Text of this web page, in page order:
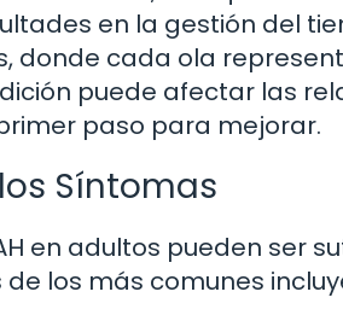
en la gestión del
donde cada ola
puede afectar las
paso para mejorar.
Síntomas
en adultos pueden ser
los más comunes